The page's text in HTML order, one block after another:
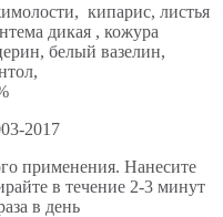
кипарис, листья
дикая , кожура
белый вазелин,
2017
применения. Нанесите
в течение 2-3 минут
в день